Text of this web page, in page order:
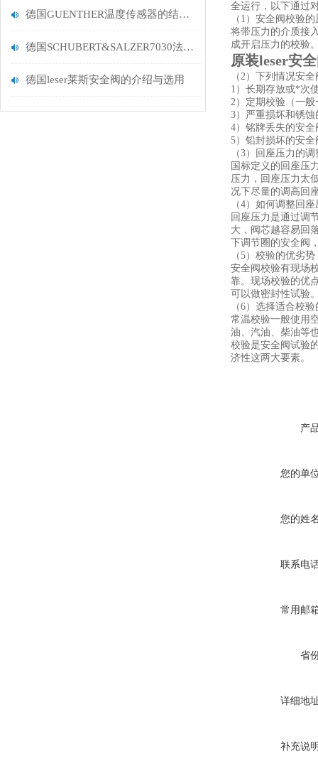
德国GUENTHER温度传感器的结构分类，快来看看呀
德国SCHUBERT&SALZER7030法兰调节阀
德国leser莱斯安全阀的介绍与选用
全运行，以下通过
（1）安全阀校验
将带压力的介质接
成开启压力的校验
原装leser安
（2）下列情况安
1）长期存放或*次
2）定期校验（一
3）严重损坏和锈蚀
4）铭牌丢失的安全
5）铅封损坏的安全
（3）回座压力的
国标定义的回座压
压力，回座压力太
况下尽量的调高回
（4）如何调整回
回座压力是通过调
大，阀芯越容易回
下调节圈的安全阀
（5）校验的优劣势
安全阀校验有现场
靠。现场校验的优
可以做密封性试验
（6）选择适合校
常温校验一般使用
油、汽油、柴油等
校验是安全阀试验
济性这两大要素。
产
您的单
您的姓
联系电
常用邮
省
详细地
补充说